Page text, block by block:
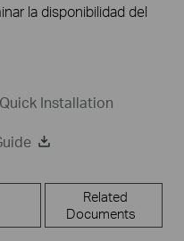
la disponibilidad del
Installation
Related
Documents